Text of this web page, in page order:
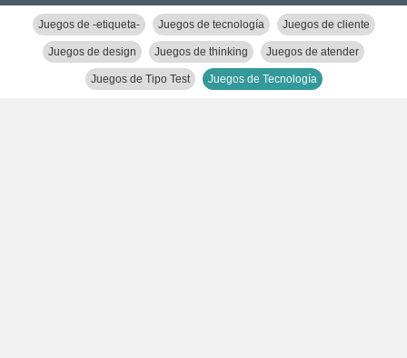
Juegos de -etiqueta- Juegos de tecnología Juegos de cliente
Juegos de design Juegos de thinking Juegos de atender
Juegos de Tipo Test Juegos de Tecnología